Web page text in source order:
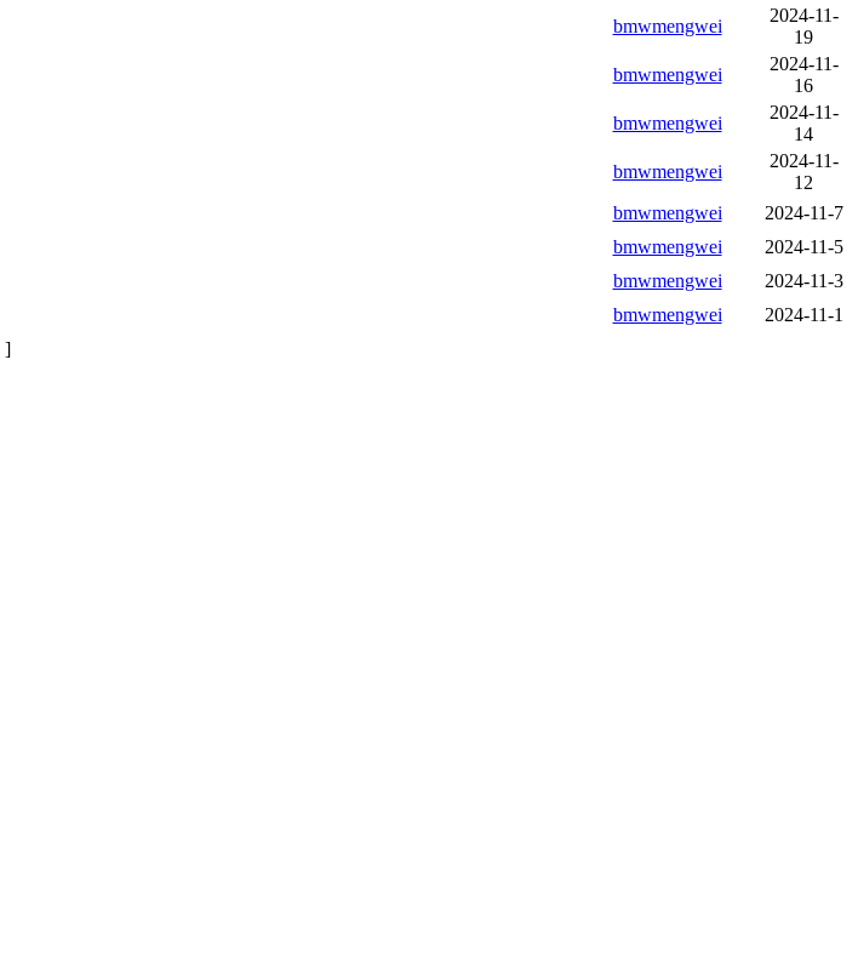
bmwmengwei
2024-11-
19
bmwmengwei
2024-11-
16
bmwmengwei
2024-11-
14
bmwmengwei
2024-11-
12
bmwmengwei
2024-11-7
bmwmengwei
2024-11-5
bmwmengwei
2024-11-3
bmwmengwei
2024-11-1
]